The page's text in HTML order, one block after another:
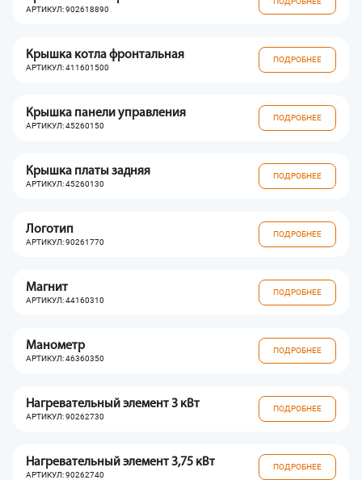
АРТИКУЛ: 902618890
Крышка котла фронтальная
АРТИКУЛ: 411601500
ПОДРОБНЕЕ
Крышка панели управления
АРТИКУЛ: 45260150
ПОДРОБНЕЕ
Крышка платы задняя
АРТИКУЛ: 45260130
ПОДРОБНЕЕ
Логотип
АРТИКУЛ: 90261770
ПОДРОБНЕЕ
Магнит
АРТИКУЛ: 44160310
ПОДРОБНЕЕ
Манометр
АРТИКУЛ: 46360350
ПОДРОБНЕЕ
Нагревательный элемент 3 кВт
АРТИКУЛ: 90262730
ПОДРОБНЕЕ
Нагревательный элемент 3,75 кВт
АРТИКУЛ: 90262740
ПОДРОБНЕЕ